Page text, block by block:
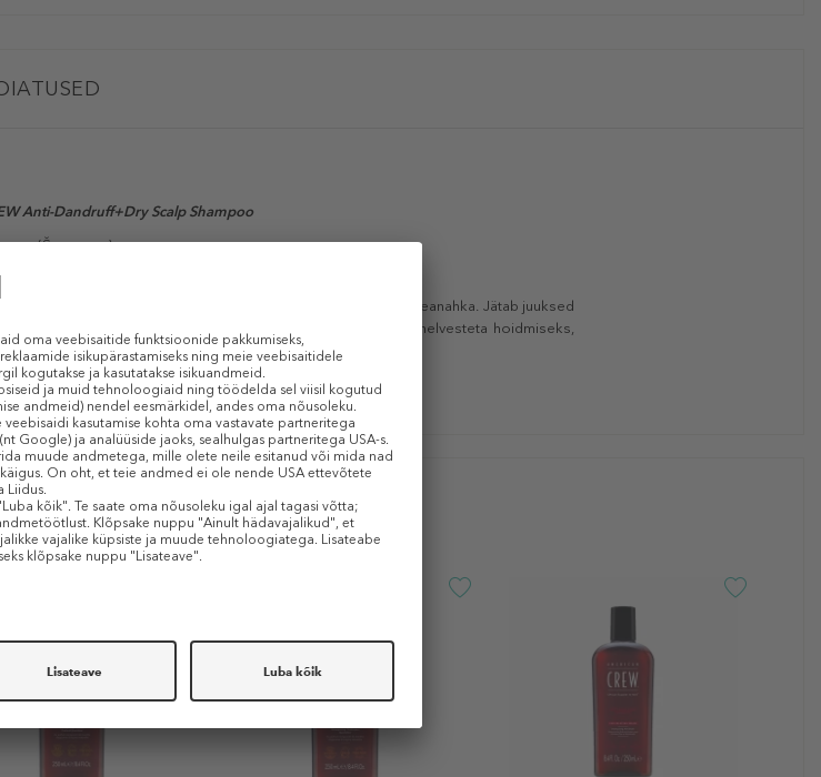
Anti-Dandruff+Dry Scalp Shampoo
(Šampoon)
leevendab ärritavat sügelust ja aitab ennetada kõõma ja kuiva peanahka. Jätab juuksed
koostisosi, mis on mõeldud peanaha puhtana, tervena ja helvesteta hoidmiseks,
niisutab, et võidelda kuiva peanaha sümptomite vastu.
tooted